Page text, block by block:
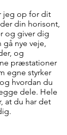
jeg op for dit
din horisont,
og giver dig
nye veje,
og
præstationer
egne styrker
hvordan du
dele. Hele
at du har det